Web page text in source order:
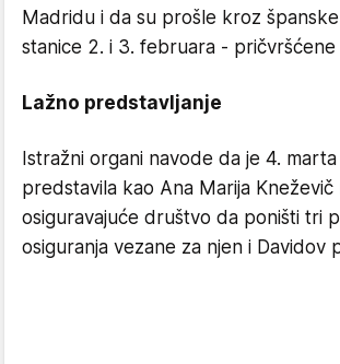
Madridu i da su prošle kroz
stanice 2. i 3. februara - pričvršćene
Lažno predstavljanje
Istražni organi navode da je 4.
predstavila kao Ana Marija Kneževič
osiguravajuće društvo da poništi tri
osiguranja vezane za njen i Davidov